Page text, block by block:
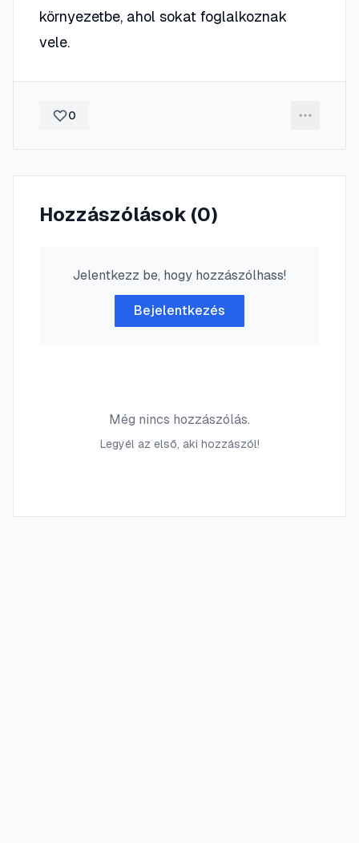
környezetbe, ahol sokat foglalkoznak
vele.
0
Hozzászólások (0)
Jelentkezz be, hogy hozzászólhass!
Bejelentkezés
Még nincs hozzászólás.
Legyél az első, aki hozzászól!